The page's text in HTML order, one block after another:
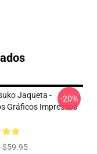
Jaqueta -
Gráficos Impressos
$59.95
-20%